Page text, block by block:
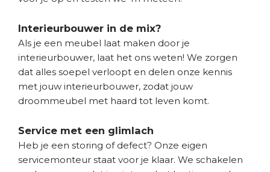
Interieurbouwer in de mix?
Als je een meubel laat maken door je
interieurbouwer, laat het ons weten! We zorgen
dat alles soepel verloopt en delen onze kennis
met jouw interieurbouwer, zodat jouw
droommeubel met haard tot leven komt.
Service met een glimlach
Heb je een storing of defect? Onze eigen
servicemonteur staat voor je klaar. We schakelen